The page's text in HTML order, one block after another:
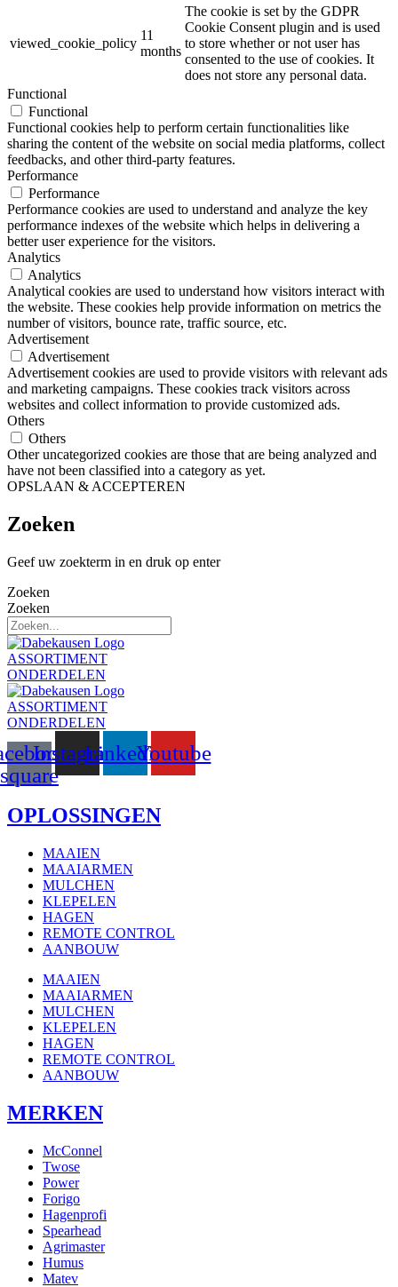
viewed_cookie_policy
11
months
The cookie is set by the GDPR
Cookie Consent plugin and is used
to store whether or not user has
consented to the use of cookies. It
does not store any personal data.
Functional
Functional
Functional cookies help to perform certain functionalities like
sharing the content of the website on social media platforms, collect
feedbacks, and other third-party features.
Performance
Performance
Performance cookies are used to understand and analyze the key
performance indexes of the website which helps in delivering a
better user experience for the visitors.
Analytics
Analytics
Analytical cookies are used to understand how visitors interact with
the website. These cookies help provide information on metrics the
number of visitors, bounce rate, traffic source, etc.
Advertisement
Advertisement
Advertisement cookies are used to provide visitors with relevant ads
and marketing campaigns. These cookies track visitors across
websites and collect information to provide customized ads.
Others
Others
Other uncategorized cookies are those that are being analyzed and
have not been classified into a category as yet.
OPSLAAN & ACCEPTEREN
Zoeken
Geef uw zoekterm in en druk op enter
Zoeken
Zoeken
ASSORTIMENT
ONDERDELEN
ASSORTIMENT
ONDERDELEN
square
InstagramLinkedinYoutube
OPLOSSINGEN
MAAIEN
MAAIARMEN
MULCHEN
KLEPELEN
HAGEN
REMOTE CONTROL
AANBOUW
MAAIEN
MAAIARMEN
MULCHEN
KLEPELEN
HAGEN
REMOTE CONTROL
AANBOUW
MERKEN
McConnel
Twose
Power
Forigo
Hagenprofi
Spearhead
Agrimaster
Humus
Matev